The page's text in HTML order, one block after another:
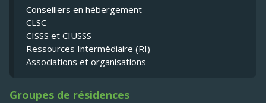
Conseillers en hébergement
CLSC
CISSS et CIUSSS
Ressources Intermédiaire (RI)
Associations et organisations
Groupes de résidences